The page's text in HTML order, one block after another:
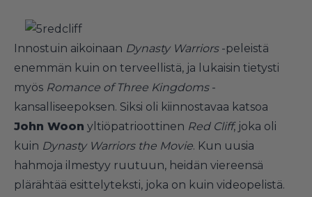
Innostuin aikoinaan Dynasty Warriors-peleistä
enemmän kuin on terveellistä, ja lukaisin tietysti
myös Romance of Three Kingdoms-
kansalliseepoksen. Siksi oli kiinnostavaa katsoa
John Woon yltiöpatrioottinen Red Cliff, joka oli
kuin Dynasty Warriors the Movie. Kun uusia
hahmoja ilmestyy ruutuun, heidän viereensä
plärähtää esittelyteksti, joka on kuin videopelistä.